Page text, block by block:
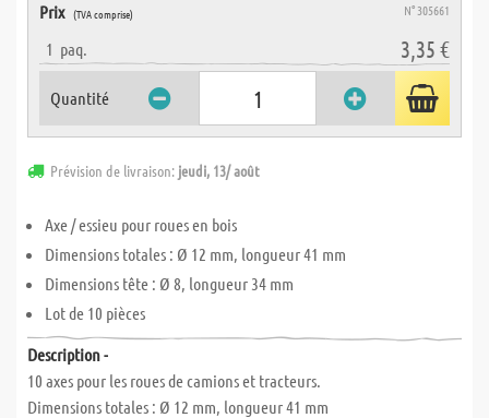
Prix (TVA comprise) N° 305661
1 paq. 3,35 €
Quantité
Prévision de livraison: jeudi, 13/ août
Axe / essieu pour roues en bois
Dimensions totales : Ø 12 mm, longueur 41 mm
Dimensions tête : Ø 8, longueur 34 mm
Lot de 10 pièces
Description -
10 axes pour les roues de camions et tracteurs.
Dimensions totales : Ø 12 mm, longueur 41 mm